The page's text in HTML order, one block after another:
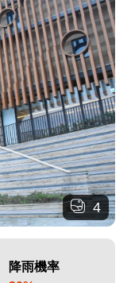
4
降雨機率